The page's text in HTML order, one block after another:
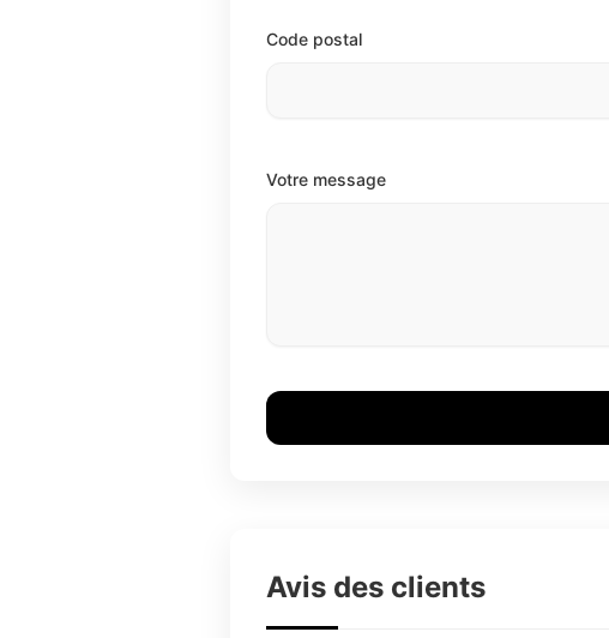
Code postal
Votre message
Avis des clients